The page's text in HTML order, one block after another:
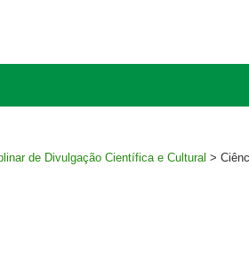
de Divulgação Científica e Cultural >